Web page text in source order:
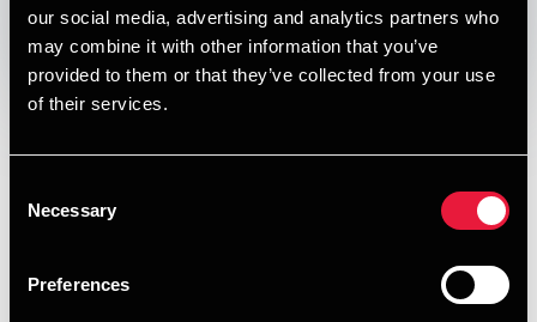
our social media, advertising and analytics partners who
may combine it with other information that you’ve
provided to them or that they’ve collected from your use
of their services.
Selection
Necessary
Preferences
I denne udgave af vores nyhedsbrev om skat, moms og
udlejningssommerhuse
Lønsumsafgift i virksomheder med skævt regnskabsår
Momsfradrag af udgifter til over-arbejdsbespisning
Opens In A New Window/tab
Opens In A New Window/tab
Opens In A New Window/tab
Opens In A New Window/tab